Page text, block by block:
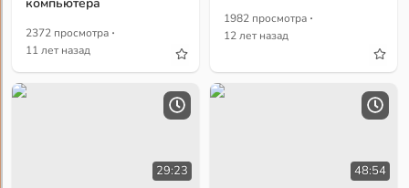
2372 просмотра ·
11 лет назад
1982 просмотра ·
12 лет назад
29:23 48:54